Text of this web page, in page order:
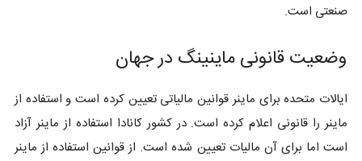
صنعتی است.
وضعیت قانونی ماینینگ در جهان
ایالات متحده برای ماینر قوانین مالیاتی تعیین کرده است و استفاده از
ماینر را قانونی اعلام کرده است. در کشور کانادا استفاده از ماینر آزاد
است اما برای آن مالیات تعیین شده است. از قوانین استفاده از ماینر